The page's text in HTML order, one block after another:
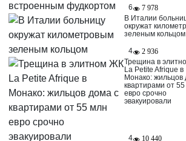
6
7 978
В Италии
окружат
зеленым кольцом
4
2 936
Трещина в
La Petite Afrique в
Монако: жильцов
квартирами от
евро срочно
эвакуировали
4 10 440